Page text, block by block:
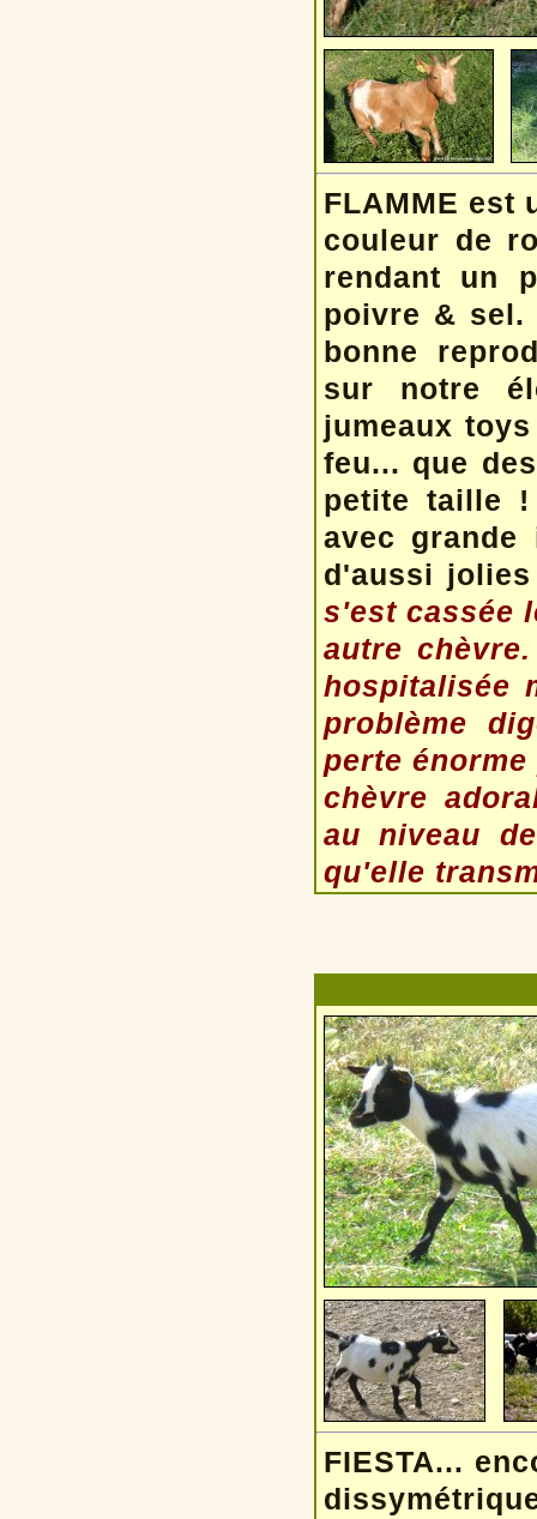
FLAMME est
couleur de
rendant un
poivre & sel.
bonne
sur notre
jumeaux
feu... que
petite taille
avec grande
d'aussi
s'est cassée
autre
hospitalisée
problème
perte
chèvre
au niveau
qu'elle
FIESTA...